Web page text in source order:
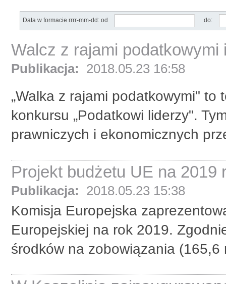
Data w formacie rrrr-mm-dd: od do:
Walcz z rajami
Publikacja: 2018.05.23 16:58
„Walka z rajami podatkowymi"
konkursu „Podatkowi liderzy".
prawniczych i ekonomicznych
Projekt budżetu UE na 2019
Publikacja: 2018.05.23 15:38
Komisja Europejska
Europejskiej na rok 2019.
środków na zobowiązania (165,6